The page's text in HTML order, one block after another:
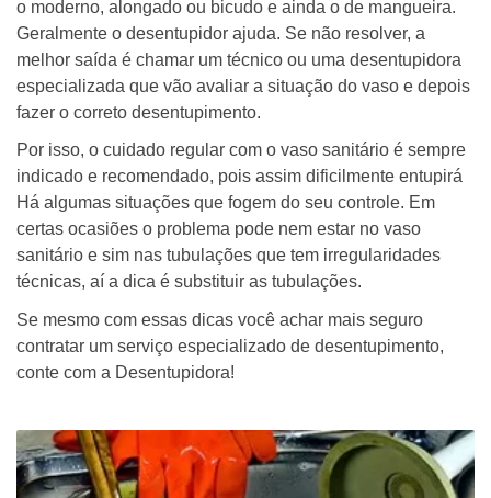
o moderno, alongado ou bicudo e ainda o de mangueira.
Geralmente o desentupidor ajuda. Se não resolver, a
melhor saída é chamar um técnico ou uma desentupidora
especializada que vão avaliar a situação do vaso e depois
fazer o correto desentupimento.
Por isso, o cuidado regular com o vaso sanitário é sempre
indicado e recomendado, pois assim dificilmente entupirá
Há algumas situações que fogem do seu controle. Em
certas ocasiões o problema pode nem estar no vaso
sanitário e sim nas tubulações que tem irregularidades
técnicas, aí a dica é substituir as tubulações.
Se mesmo com essas dicas você achar mais seguro
contratar um serviço especializado de desentupimento,
conte com a Desentupidora!